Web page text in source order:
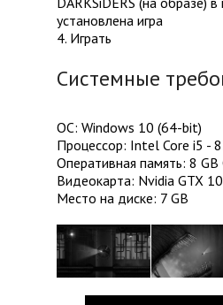
установлена игра
4. Играть
Системные
ОС: Windows 10 (64-bit)
Процессор: Intel Core i5 -
Оперативная память: 8
Видеокарта: Nvidia GTX
Место на диске: 7 GB